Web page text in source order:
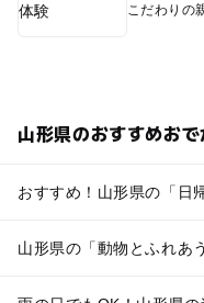
こだわりの
山形県のおすすめおで
おすすめ！山形県の「日
山形県の「動物とふれあ